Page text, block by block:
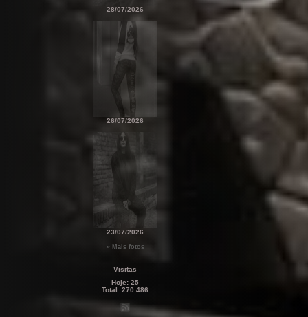
28/07/2026
26/07/2026
23/07/2026
« Mais fotos
Visitas
Hoje: 25
Total: 270.486